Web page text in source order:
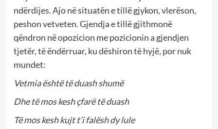
ndërdijes. Ajo në situatën e tillë gjykon, vlerëson,
peshon vetveten. Gjendja e tillë gjithmonë
qëndron në opozicion me pozicionin a gjendjen
tjetër, të ëndërruar, ku dëshiron të hyjë, por nuk
mundet:
Vetmia është të duash shumë
Dhe të mos kesh çfarë të duash
Të mos kesh kujt t’i falësh dy lule